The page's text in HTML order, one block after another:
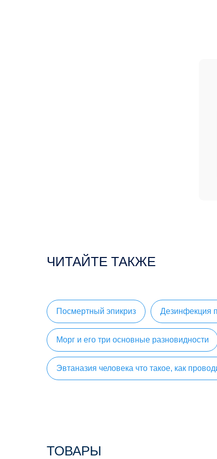
ЧИТАЙТЕ ТАКЖЕ
Посмертный эпикриз Дезинфекция
Морг и его три основные разновидности
Эвтаназия человека что такое, как
ТОВАРЫ